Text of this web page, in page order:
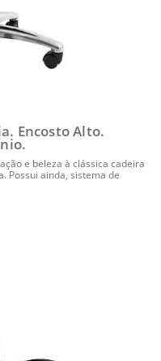
Encosto Alto.
e beleza à clássica cadeira
Possui ainda, sistema de